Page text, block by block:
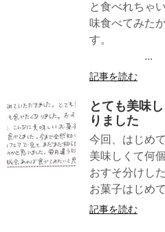
と食べれちゃ
味食べてみた
...
記事を読む
とても美味
りました
今回、はじめ
美味しくて何
おすそ分けし
お菓子はじめ
記事を読む